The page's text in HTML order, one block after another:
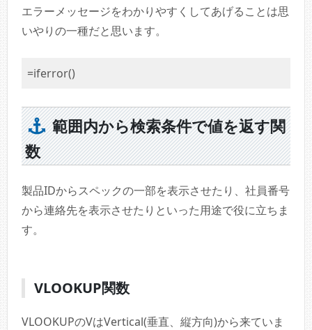
エラーメッセージをわかりやすくしてあげることは思
いやりの一種だと思います。
=iferror()
範囲内から検索条件で値を返す関
数
製品IDからスペックの一部を表示させたり、社員番号
から連絡先を表示させたりといった用途で役に立ちま
す。
VLOOKUP関数
VLOOKUPのVはVertical(垂直、縦方向)から来ていま